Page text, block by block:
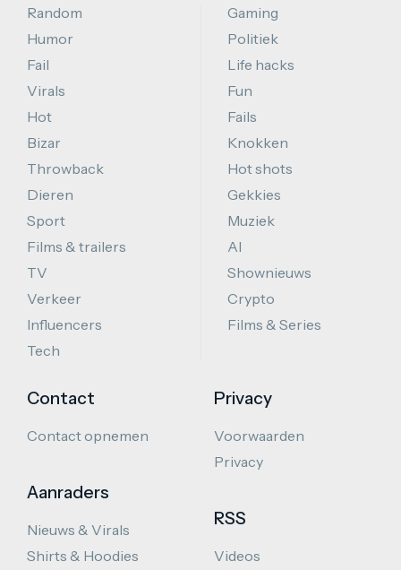
Random
Humor
Fail
Virals
Hot
Bizar
Throwback
Dieren
Sport
Films & trailers
TV
Verkeer
Influencers
Tech
Gaming
Politiek
Life hacks
Fun
Fails
Knokken
Hot shots
Gekkies
Muziek
AI
Shownieuws
Crypto
Films & Series
Contact
Contact opnemen
Aanraders
Nieuws & Virals
Shirts & Hoodies
Privacy
Voorwaarden
Privacy
RSS
Videos